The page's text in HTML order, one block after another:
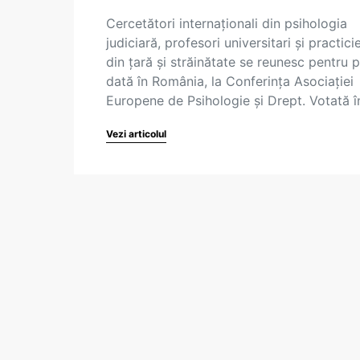
Cercetători internaționali din psihologia
judiciară, profesori universitari și
din țară și străinătate se reunesc pentru
dată în România, la Conferința Asociației
Europene de Psihologie și Drept. Votată
Vezi articolul